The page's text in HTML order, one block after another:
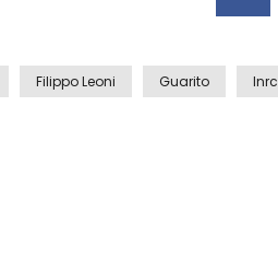
Filippo Leoni Guarito